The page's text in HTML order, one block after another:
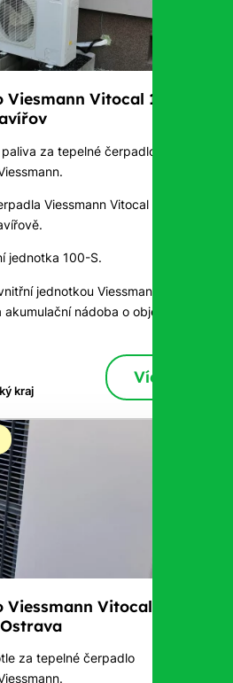
Vitocal 100-S
za tepelné čerpadlo
Viessmann Vitocal 100-S
jednotka 100-S.
jednotkou Viessmann.
nádoba o objemu
kraj
Více
Vitocal 222-
za tepelné čerpadlo